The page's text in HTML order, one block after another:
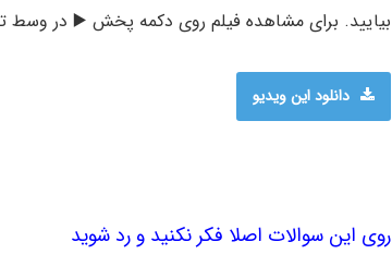
بیایید. برای مشاهده فیلم روی دکمه پخش ▶️ در وسط
دانلود این ویدیو
روی این سوالات اصلا فکر نکنید و رد شوید